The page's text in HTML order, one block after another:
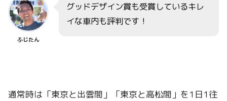
ふじたん
グッドデザイン賞も受賞しているキレ
イな車内も評判です！
通常時は「東京と出雲間」「東京と高松間」を1日1往